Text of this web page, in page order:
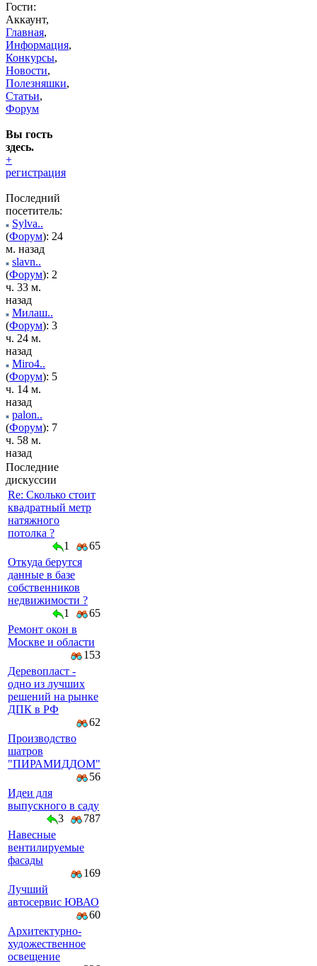
Гости:
Аккаунт,
Главная,
Информация,
Конкурсы,
Новости,
Полезняшки,
Статьи,
Форум
Вы гость
здесь.
+
регистрация
Последний
посетитель:
Sylva..
(Форум): 24
м. назад
slavn..
(Форум): 2
ч. 33 м.
назад
Милаш..
(Форум): 3
ч. 24 м.
назад
Miro4..
(Форум): 5
ч. 14 м.
назад
palon..
(Форум): 7
ч. 58 м.
назад
Последние
дискуссии
Re: Сколько стоит
квадратный метр
натяжного
потолка ?
1
65
Откуда берутся
данные в базе
собственников
недвижимости ?
1
65
Ремонт окон в
Москве и области
153
Деревопласт -
одно из лучших
решений на рынке
ДПК в РФ
62
Производство
шатров
"ПИРАМИДДОМ"
56
Идеи для
выпускного в саду
3
787
Навесные
вентилируемые
фасады
169
Лучший
автосервис ЮВАО
60
Архитектурно-
художественное
освещение